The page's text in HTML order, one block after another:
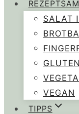
SALAT
VEGAN
TIPPS